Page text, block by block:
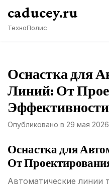
Перейти
содержимому
caducey.ru
ТехноПолис
Оснастка для
Линий: От
Эффективности
Опубликовано в 29 мая 2026
Оснастка для
От
Автоматические линии